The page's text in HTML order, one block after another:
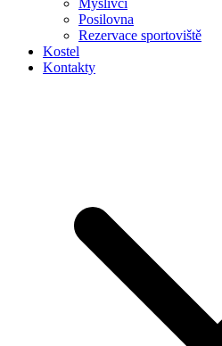
Myslivci
Posilovna
Rezervace sportoviště
Kostel
Kontakty